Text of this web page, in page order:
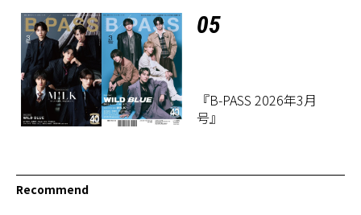
05
『B-PASS 2026年3月
号』
Recommend